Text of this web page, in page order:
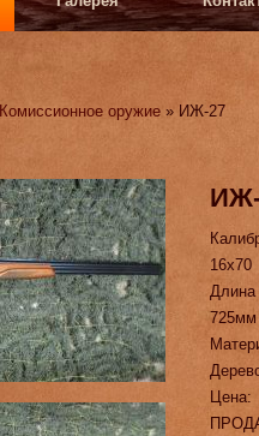
Комиссионное оружие » ИЖ-27
16х70
725мм
Цена: